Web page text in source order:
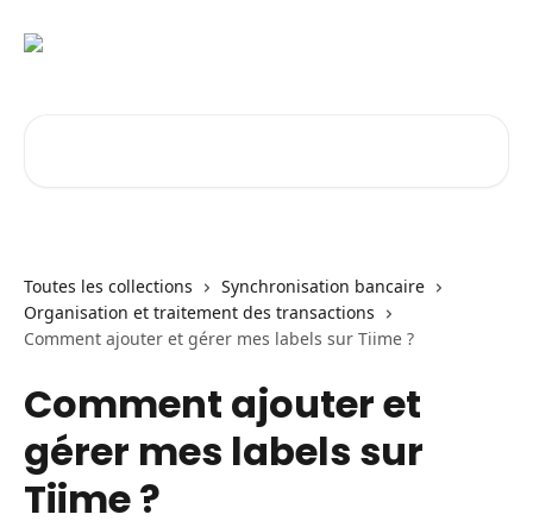
Toutes les collections
Synchronisation bancaire
Organisation et traitement des transactions
Comment ajouter et gérer mes labels sur Tiime ?
Comment ajouter et
gérer mes labels sur
Tiime ?